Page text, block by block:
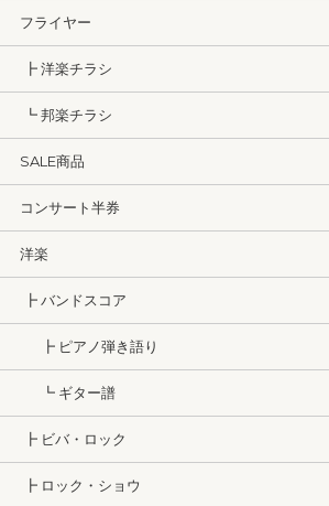
フライヤー
┣ 洋楽チラシ
┗ 邦楽チラシ
SALE商品
コンサート半券
洋楽
┣ バンドスコア
┣ ピアノ弾き語り
┗ ギター譜
┣ ビバ・ロック
┣ ロック・ショウ